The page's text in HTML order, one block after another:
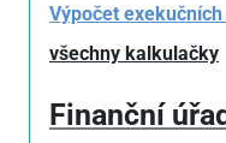
Výpočet
všechny kalkulačky
Finanční